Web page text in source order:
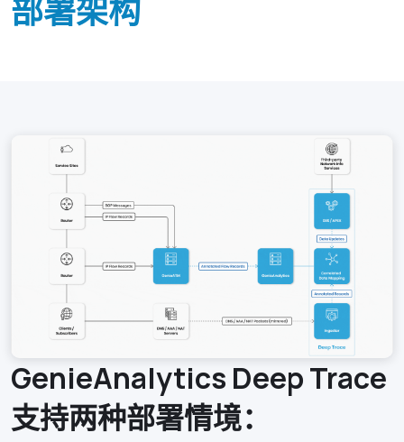
部署架构
GenieAnalytics Deep Trace
支持两种部署情境：